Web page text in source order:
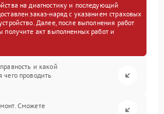
на диагностику и последующий
заказ-наряд с указанием страховых
Далее, после выполнения работ
получите акт выполненных работ и
и какой
проводить
Сможете